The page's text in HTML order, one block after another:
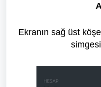
Ekranın sağ üst